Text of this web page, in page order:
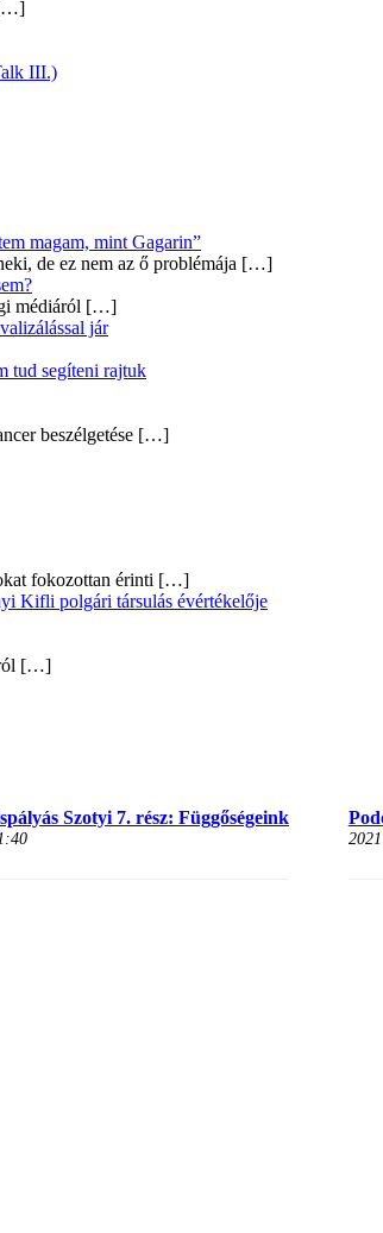
III.)
magam, mint Gagarin”
de ez nem az ő problémája […]
médiáról […]
jár
tud segíteni rajtuk
beszélgetése […]
fokozottan érinti […]
Kifli polgári társulás évértékelője
[…]
Szotyi 7. rész: Függőségeink